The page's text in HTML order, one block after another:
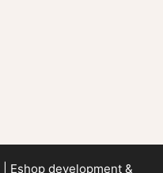
Eshop development &